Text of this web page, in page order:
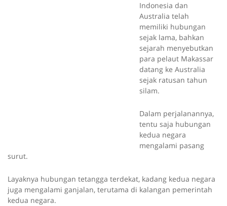
Indonesia dan
Australia telah
memiliki hubungan
sejak lama, bahkan
sejarah menyebutkan
para pelaut Makassar
datang ke Australia
sejak ratusan tahun
silam.
Dalam perjalanannya,
tentu saja hubungan
kedua negara
mengalami pasang
surut.
Layaknya hubungan tetangga terdekat, kadang kedua negara
juga mengalami ganjalan, terutama di kalangan pemerintah
kedua negara.